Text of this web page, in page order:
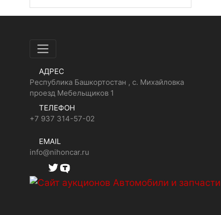
АДРЕС
Республика Башкортостан , с. Михайловка
проезд Мебельщиков 1
ТЕЛЕФОН
+7 937 314-57-02
EMAIL
info@nihoncar.ru